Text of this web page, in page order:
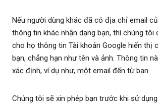
Nếu người dùng khác đã có địa chỉ email
thông tin khác nhận dạng bạn, thì chúng tôi
cho họ thông tin Tài khoản Google hiển thị
bạn, chẳng hạn như tên và ảnh. Thông tin
xác định, ví dụ như, một email đến từ bạn.
Chúng tôi sẽ xin phép bạn trước khi sử